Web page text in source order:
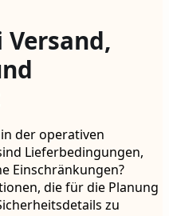
Versand,
der operativen
Lieferbedingungen,
Einschränkungen?
die für die Planung
zu